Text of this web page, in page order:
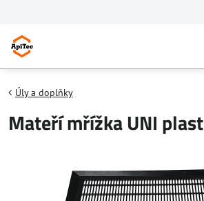
Úly a doplňky
Mateří mřížka UNI plast